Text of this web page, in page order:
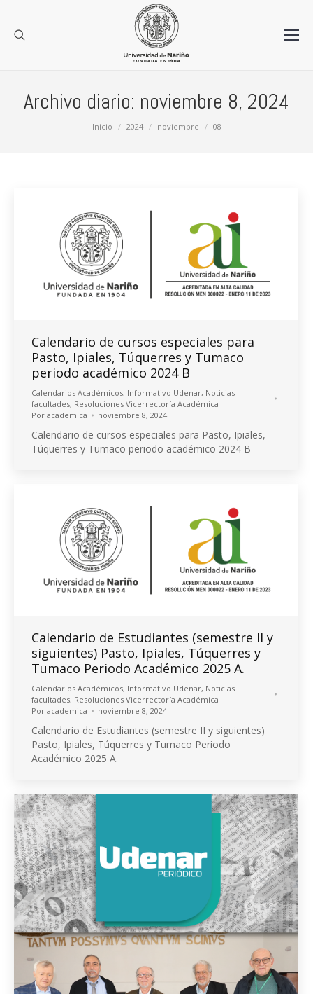
Archivo diario: noviembre 8, 2024
Inicio 2024 noviembre 08
Calendario de cursos especiales para
Pasto, Ipiales, Túquerres y Tumaco
periodo académico 2024 B
Calendarios Académicos, Informativo Udenar, Noticias
facultades, Resoluciones Vicerrectoría Académica
Por academica noviembre 8, 2024
Calendario de cursos especiales para Pasto, Ipiales,
Túquerres y Tumaco periodo académico 2024 B
Calendario de Estudiantes (semestre II y
siguientes) Pasto, Ipiales, Túquerres y
Tumaco Periodo Académico 2025 A.
Calendarios Académicos, Informativo Udenar, Noticias
facultades, Resoluciones Vicerrectoría Académica
Por academica noviembre 8, 2024
Calendario de Estudiantes (semestre II y siguientes)
Pasto, Ipiales, Túquerres y Tumaco Periodo
Académico 2025 A.